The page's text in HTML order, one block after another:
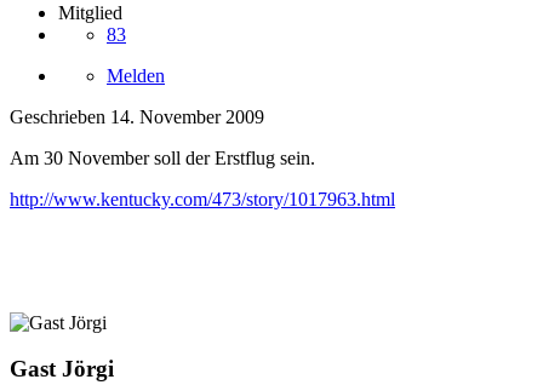
Mitglied
83
Melden
Geschrieben 14. November 2009
Am 30 November soll der Erstflug sein.
http://www.kentucky.com/473/story/1017963.html
Gast Jörgi